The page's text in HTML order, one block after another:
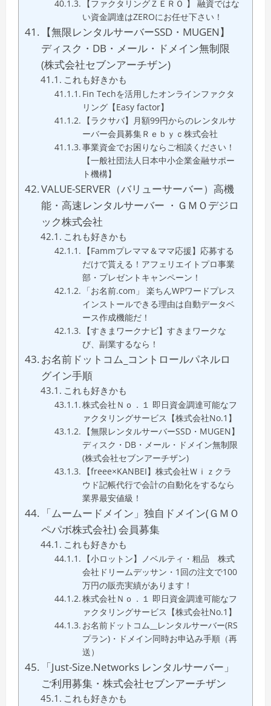
【ファクタリングＺＥＲＯ 】 融資ではな
い資金調達はZEROにお任せ下さい！
【無限レンタルサーバーSSD・MUGEN】
ディスク・DB・メール・ドメイン無制限
(株式会社セブンアーチザン)
これも好きかも
Fin Techを活用したオンラインファクタ
リング【Easy factor】
【ラクサバ】月額99円からのレンタルサ
ーバー会員募集Ｒｅｂｙｃ株式会社
事業資金でお困りならご相談ください！
【一般社団法人日本中小企業金融サポー
ト機構】
VALUE-SERVER（バリューサーバー）高機
能・高速レンタルサーバー ・ＧＭＯデジロ
ック株式会社
これも好きかも
【Fammプレママ＆ママ応援】応募する
だけで貰える！アフェリエイトプロ事業
部・プレゼントキャンペーン！
「お名前.com」 楽ちんWPワードプレス
インストールできる理由は自動データベ
ース作成機能だ！
【すきまワークナビ】すきまワークな
び、副業するなら！
お名前ドットコム_コントロールパネルロ
グイン手順
これも好きかも
株式会社Ｎｏ．１ 即日資金調達可能なフ
ァクタリングサービス【株式会社No.1】
【無限レンタルサーバーSSD・MUGEN】
ディスク・DB・メール・ドメイン無制限
(株式会社セブンアーチザン)
【freee×KANBEI】株式会社Ｗｉｚクラ
ウド記帳代行で会計の自動化をするなら
業界最安値級！
「ムームードメイン」独自ドメイン(ＧＭＯ
ペパボ株式会社) 会員募集
これも好きかも
【小ロットン】ノベルティ・粗品 株式
会社ドリームデッサン・1回の注文で100
万円の販売実績があります！
株式会社Ｎｏ．１ 即日資金調達可能なフ
ァクタリングサービス【株式会社No.1】
お名前ドットコム__レンタルサーバー(RS
プラン)・ドメイン同時お申込み手順（再
送）
「Just-Size.Networks レンタルサーバー」
ご利用募集・株式会社セブンアーチザン
これも好きかも